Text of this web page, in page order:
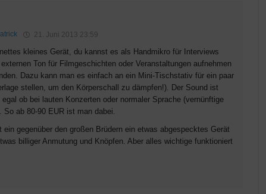
21. Juni 2013 23:59
kleines Gerät, du kannst es als Handmikro für Interviews
Ton für Filmgeschichten oder Veranstaltungen aufnehmen
Dazu kann man es einfach an ein Mini-Tischstativ für ein paar
stellen, um den Körperschall zu dämpfen!). Der Sound ist
ob bei lauten Konzerten oder normaler Sprache (vernünftige
ab 80-90 EUR ist man dabei.
gegenüber den großen Brüdern ein etwas abgespecktes Gerät
billiger Anmutung und Knöpfen. Aber alles wichtige funktioniert